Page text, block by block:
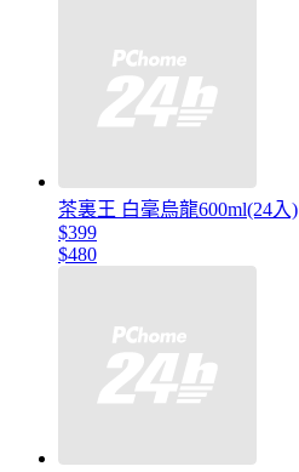
茶裏王 白毫烏龍600ml(24入)
$399
$480